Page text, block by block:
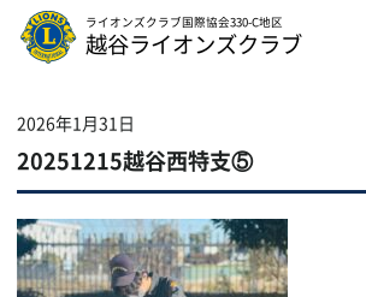
ライオンズクラブ国際協会330-C地区
越谷ライオンズクラブ
2026年1月31日
20251215越谷西特支⑤